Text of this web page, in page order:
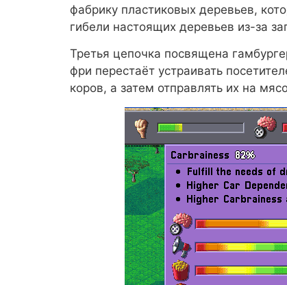
фабрику пластиковых деревьев,
гибели настоящих деревьев из-за
Третья цепочка посвящена
фри перестаёт устраивать
коров, а затем отправлять их на